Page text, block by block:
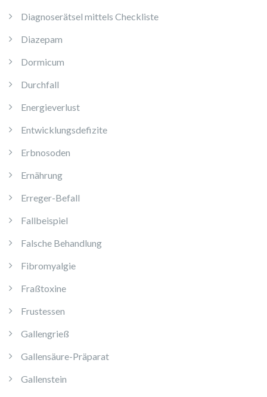
Diagnoserätsel mittels Checkliste
Diazepam
Dormicum
Durchfall
Energieverlust
Entwicklungsdefizite
Erbnosoden
Ernährung
Erreger-Befall
Fallbeispiel
Falsche Behandlung
Fibromyalgie
Fraßtoxine
Frustessen
Gallengrieß
Gallensäure-Präparat
Gallenstein